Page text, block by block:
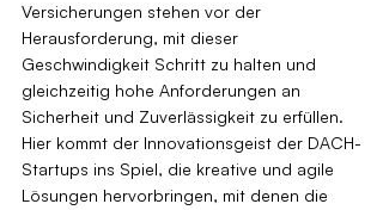
Versicherungen stehen vor der
Herausforderung, mit dieser
Geschwindigkeit Schritt zu halten und
gleichzeitig hohe Anforderungen an
Sicherheit und Zuverlässigkeit zu erfüllen.
Hier kommt der Innovationsgeist der DACH-
Startups ins Spiel, die kreative und agile
Lösungen hervorbringen, mit denen die